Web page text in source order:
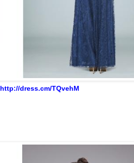
http://dress.cm/TQvehM